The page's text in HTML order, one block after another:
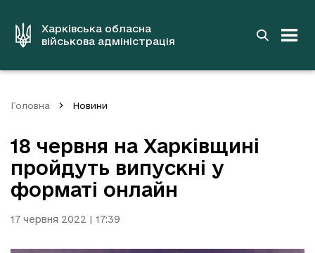
вмістуХарківська обласна
військова адміністрація
Головна Новини
18 червня на Харківщині
пройдуть випускні у
форматі онлайн
17 червня 2022 | 17:39